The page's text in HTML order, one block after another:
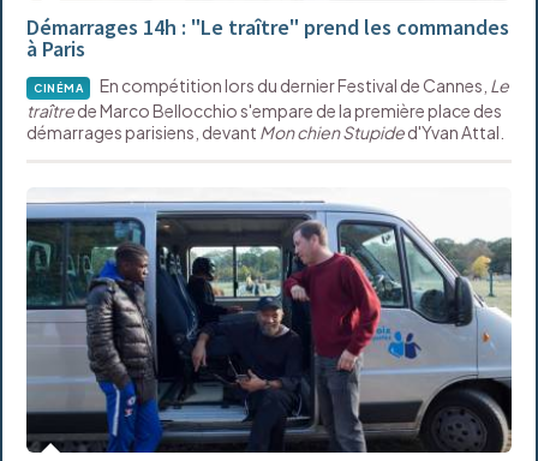
Démarrages 14h : "Le traître" prend les commandes
à Paris
CINÉMA En compétition lors du dernier Festival de Cannes, Le
traîtrede Marco Bellocchio s'empare de la première place des
démarrages parisiens, devant Mon chien Stupided'Yvan Attal.